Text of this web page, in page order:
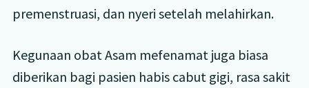
premenstruasi, dan nyeri setelah melahirkan.
Kegunaan obat Asam mefenamat juga biasa
diberikan bagi pasien habis cabut gigi, rasa sakit